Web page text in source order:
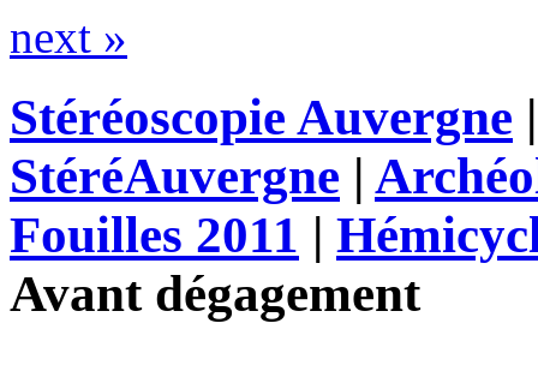
next »
Stéréoscopie Auvergne
StéréAuvergne |
Fouilles 2011 |
Avant dégagement